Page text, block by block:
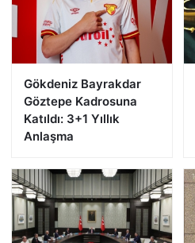
Gökdeniz Bayrakdar
Göztepe Kadrosuna
Katıldı: 3+1 Yıllık
Anlaşma